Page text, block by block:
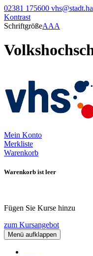
02381 175600
Kontrast
SchriftgrößeAAA
Mein Konto
Merkliste
Warenkorb
Warenkorb ist leer
Fügen Sie Kurse hinzu
zum Kursangebot
Menü aufklappen